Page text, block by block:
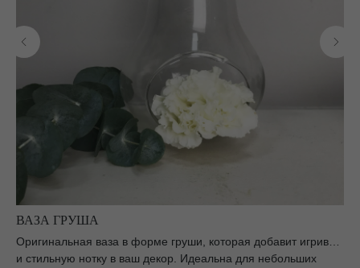
ВАЗА ГРУША
Оригинальная ваза в форме груши, которая добавит игривую
и стильную нотку в ваш декор. Идеальна для небольших